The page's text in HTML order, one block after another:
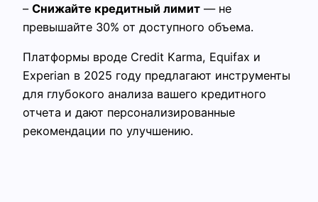
– Снижайте кредитный лимит — не
превышайте 30% от доступного объема.
Платформы вроде Credit Karma, Equifax и
Experian в 2025 году предлагают инструменты
для глубокого анализа вашего кредитного
отчета и дают персонализированные
рекомендации по улучшению.